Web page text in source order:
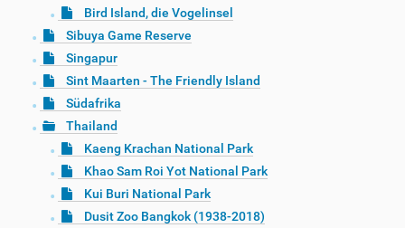
Bird Island, die Vogelinsel
Sibuya Game Reserve
Singapur
Sint Maarten - The Friendly Island
Südafrika
Thailand
Kaeng Krachan National Park
Khao Sam Roi Yot National Park
Kui Buri National Park
Dusit Zoo Bangkok (1938-2018)